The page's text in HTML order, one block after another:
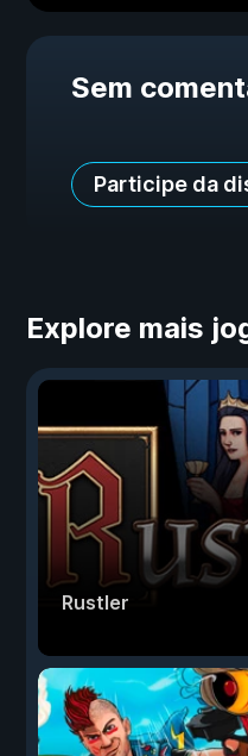
Sem
Participe da
Explore mais
Rustler